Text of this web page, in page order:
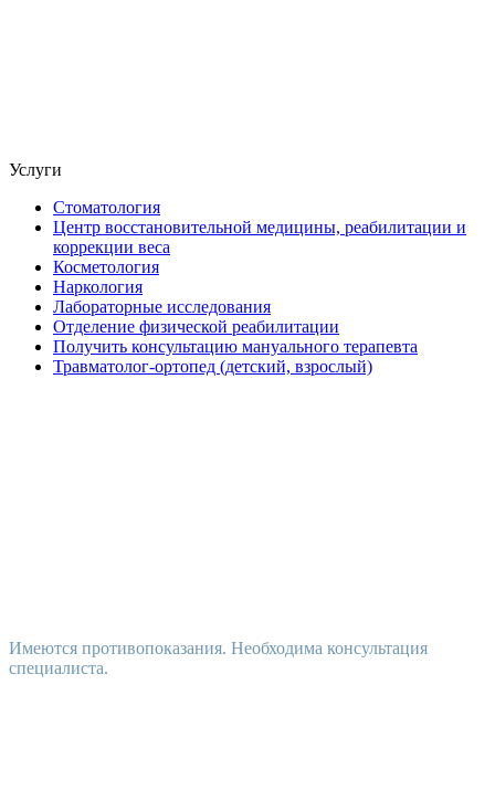
Услуги
Стоматология
Центр восстановительной медицины, реабилитации и
коррекции веса
Косметология
Наркология
Лабораторные исследования
Отделение физической реабилитации
Получить консультацию мануального терапевта
Травматолог-ортопед (детский, взрослый)
Имеются противопоказания. Необходима консультация
специалиста.